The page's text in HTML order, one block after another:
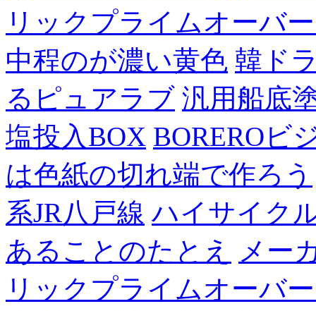
リックプライムオーバ
中程のが濃い黄色 韓ド
るピュアラブ 汎用船底
塩投入BOX BOREROビ
は色紙の切れ端で作ろう
系JR八戸線 ハイサイク
あることのたとえ
メー
リックプライムオーバ